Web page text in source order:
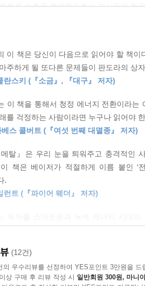
토류 수출을 통제함으로써 자신들의 힘
함유된 광석 알갱이만 분리 농축하는
로 몸살을 앓고 있다. 다음으로는 전력
올라가자, 남아프리카공화국에서는 전선
이 살해되고, 전선이 도난을 당하면서
구리 수출국인 칠레, 미국에서도 구리 절
대한 경제제재 조치에서 배터리에 꼭
마주한다. 이러한 러시아의 독점을 대체
공화국에서 나오는데, 이곳 광산의 열
원되고 있다. 이들 금속의 수요가 증
튬은 땅이 아닌 물에서 채굴한다. 칠레
튬이 가득 든 액으로 농축시키는 과정을
실이다.
역공급망”은 환경을 위험에 빠뜨리지
이 책은 당신이 다음으로 읽어야 할 책
주하게 될 또다른 문제들이 판도라의 상
란스키 (『소금』, 『대구』 저자)
이 책을 통해서 청정 에너지 전환이라
를 걱정하는 사람이라면 누구나 읽어야
스 콜버트 (『여섯 번째 대멸종』 저자)
메탈』은 우리 눈을 틔워주고 충격적인
책은 베이저가 적절하게 이름 붙인 ‘
.
런트 (『파이어 웨더』 저자)
(12건)
의 우수리뷰를 선정하여 YES포인트 3만원을 드
상 구매 후 리뷰 작성 시 일반회원 300원, 마니